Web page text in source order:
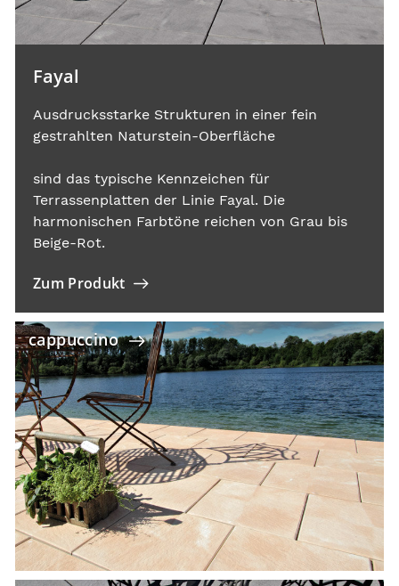
Fayal
Ausdrucksstarke Strukturen in einer fein
gestrahlten Naturstein-Oberfläche
sind das typische Kennzeichen für
Terrassenplatten der Linie Fayal. Die
harmonischen Farbtöne reichen von Grau bis
Beige-Rot.
Zum Produkt
cappuccino